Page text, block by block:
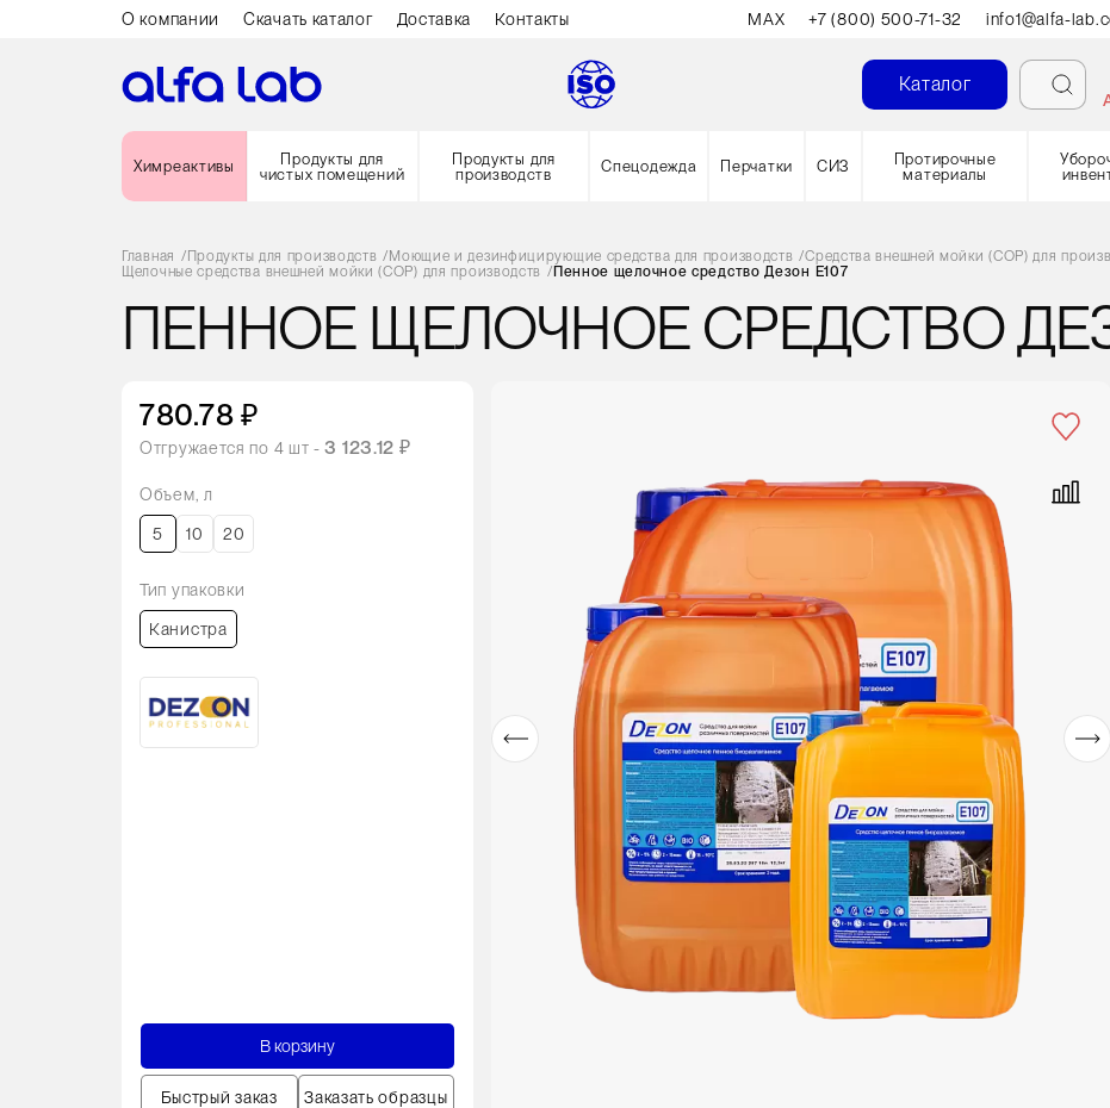
О компании Скачать каталог Доставка Контакты MAX +7 (800) 500-71-32 info1@alfa-
Каталог
Химреактивы
Продукты для
чистых помещений
Продукты для
производств
Спецодежда Перчатки СИЗ
Протирочные
материалы
Главная / Продукты для производств /Моющие и дезинфицирующие средства для производств /Средства внешней мойки (COP) для
Щелочные средства внешней мойки (COP) для производств / Пенное щелочное средство Дезон E107
ПЕННОЕ ЩЕЛОЧНОЕ СРЕДСТВО
780.78 ₽
Отгружается по 4 шт -3 123.12 ₽
Объем, л
5 10 20
Тип упаковки
Канистра
В корзину
Быстрый заказ Заказать образцы